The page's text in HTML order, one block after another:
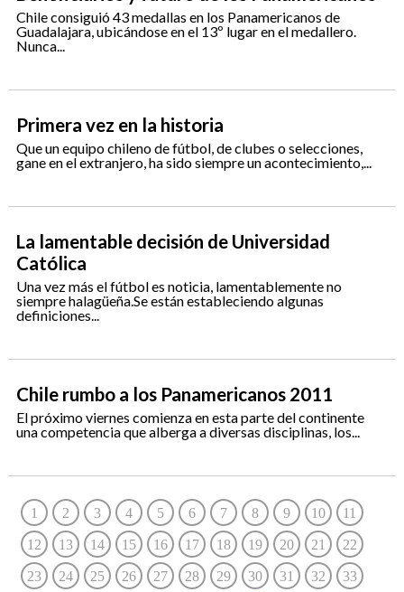
Chile consiguió 43 medallas en los Panamericanos de
Guadalajara, ubicándose en el 13º lugar en el medallero.
Nunca...
Primera vez en la historia
Que un equipo chileno de fútbol, de clubes o selecciones,
gane en el extranjero, ha sido siempre un acontecimiento,...
La lamentable decisión de Universidad
Católica
Una vez más el fútbol es noticia, lamentablemente no
siempre halagüeña.Se están estableciendo algunas
definiciones...
Chile rumbo a los Panamericanos 2011
El próximo viernes comienza en esta parte del continente
una competencia que alberga a diversas disciplinas, los...
1 2 3 4 5 6 7 8 9 10 11
12 13 14 15 16 17 18 19 20 21 22
23 24 25 26 27 28 29 30 31 32 33